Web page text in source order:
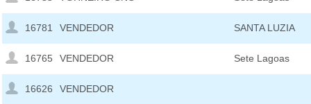
16781 VENDEDOR SANTA LUZIA
16765 VENDEDOR Sete Lagoas
16626 VENDEDOR